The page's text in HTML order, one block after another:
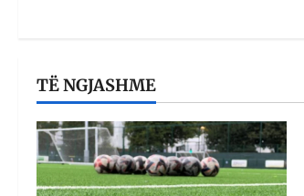
TË NGJASHME